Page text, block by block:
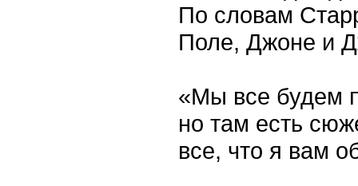
По словам
Поле, Джоне и
«Мы все будем
но там есть
все, что я вам